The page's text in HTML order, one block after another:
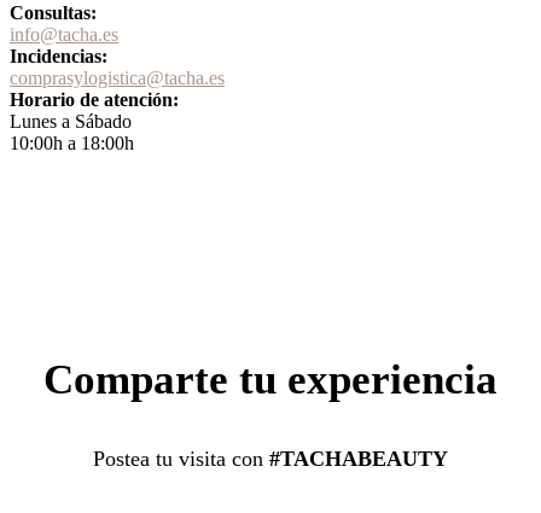
Consultas:
info@tacha.es
Incidencias:
comprasylogistica@tacha.es
Horario de atención:
Lunes a Sábado
10:00h a 18:00h
Comparte tu experiencia
Postea tu visita con #TACHABEAUTY